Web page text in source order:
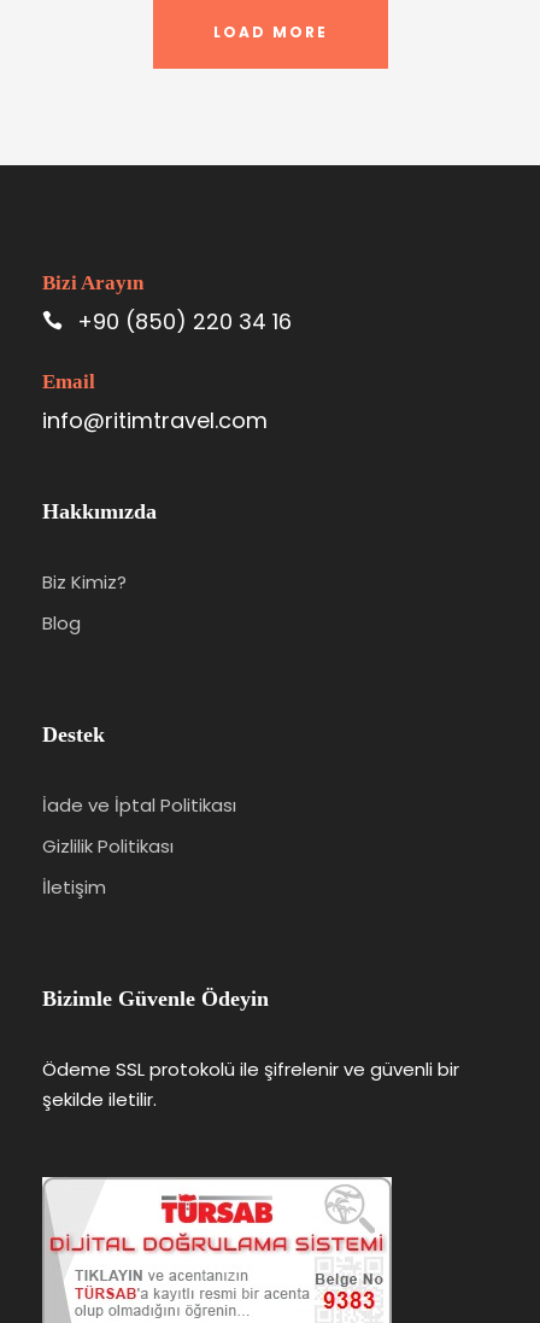
LOAD MORE
Bizi Arayın
+90 (850) 220 34 16
Email
info@ritimtravel.com
Hakkımızda
Biz Kimiz?
Blog
Destek
İade ve İptal Politikası
Gizlilik Politikası
İletişim
Bizimle Güvenle Ödeyin
Ödeme SSL protokolü ile şifrelenir ve güvenli bir
şekilde iletilir.